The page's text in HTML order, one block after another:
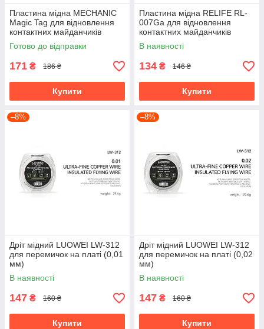
Пластина мідна MECHANIC
Magic Tag для відновлення
контактних майданчиків
Готово до відправки
171 ₴ 186 ₴
Купити
Пластина мідна RELIFE RL-
007Ga для відновлення
контактних майданчиків
В наявності
134 ₴ 146 ₴
Купити
–8%
Дріт мідний LUOWEI LW-312
для перемичок на платі (0,01
мм)
В наявності
147 ₴ 160 ₴
Купити
–8%
Дріт мідний LUOWEI LW-312
для перемичок на платі (0,02
мм)
В наявності
147 ₴ 160 ₴
Купити